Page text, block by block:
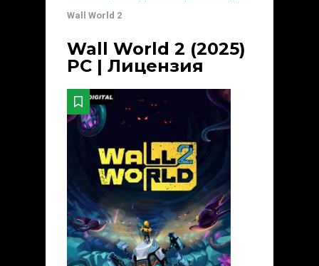
Wall World 2
Wall World 2 (2025)
PC | Лицензия